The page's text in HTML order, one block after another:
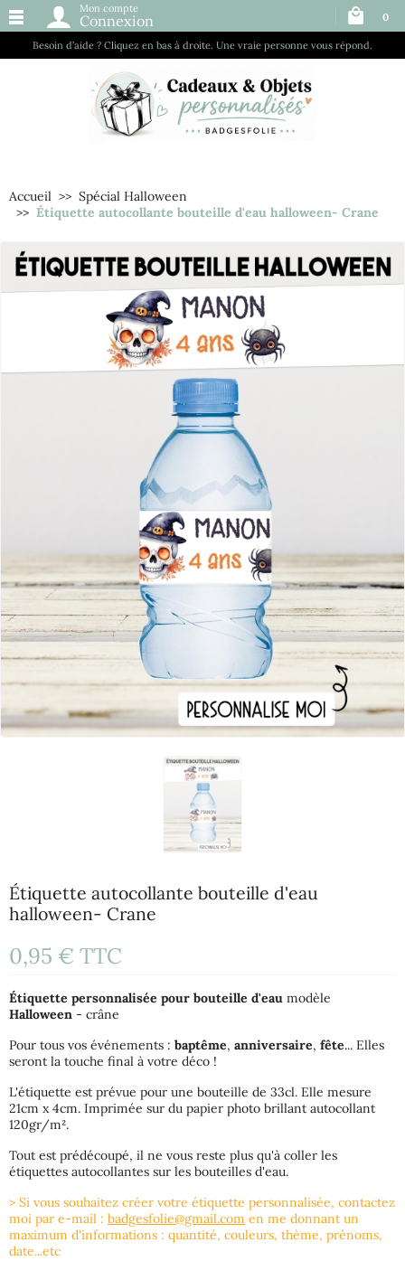
Besoin d’aide ? Cliquez en bas à droite. Une vraie personne vous répond.
Mon compte
Connexion 0
Accueil
Spécial Halloween
Étiquette autocollante bouteille d'eau halloween- Crane
Étiquette autocollante bouteille d'eau
halloween- Crane
0,95 € TTC
Étiquette personnalisée pour bouteille d'eau modèle
Halloween - crâne
Pour tous vos événements : baptême, anniversaire, fête... Elles
seront la touche final à votre déco !
L'étiquette est prévue pour une bouteille de 33cl. Elle mesure
21cm x 4cm. Imprimée sur du papier photo brillant autocollant
120gr/m².
Tout est prédécoupé, il ne vous reste plus qu'à coller les
étiquettes autocollantes sur les bouteilles d'eau.
> Si vous souhaitez créer votre étiquette personnalisée, contactez
moi par e-mail : badgesfolie@gmail.com en me donnant un
maximum d'informations : quantité, couleurs, thème, prénoms,
date...etc